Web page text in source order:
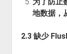
地数据，
2.3 缺少